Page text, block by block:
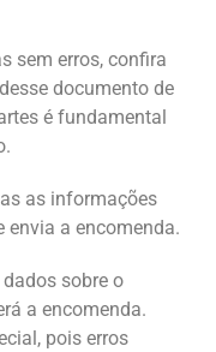
sem erros, confira
documento de
é fundamental
as informações
envia a encomenda.
sobre o
a encomenda.
pois erros